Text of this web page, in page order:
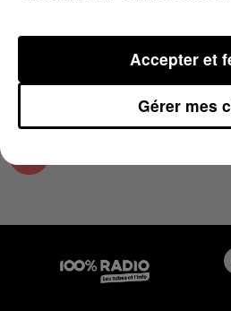
L'AGENDA DU
Gérer mes
Accepter et